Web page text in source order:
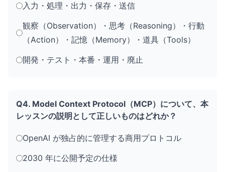
入力・処理・出力・保存・送信
観察（Observation）・思考（Reasoning）・行動
（Action）・記憶（Memory）・道具（Tools）
開発・テスト・本番・運用・廃止
Q4. Model Context Protocol（MCP）について、本
レッスンの説明として正しいものはどれか？
OpenAI が独占的に管理する商用プロトコル
2030 年に公開予定の仕様